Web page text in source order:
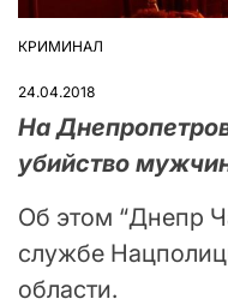
ОПУБЛІКУВАТИ
КРИМИНАЛ
24.04.2018
На
убийство
Об этом “Днепр
службе
области.